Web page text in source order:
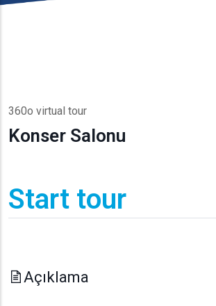
360o virtual tour
Konser Salonu
Start tour
Açıklama